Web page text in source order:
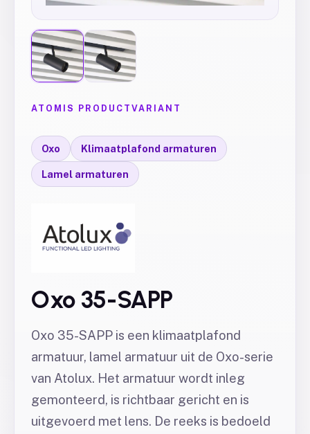
ATOMIS PRODUCTVARIANT
Oxo Klimaatplafond armaturen
Lamel armaturen
Oxo 35-SAPP
Oxo 35-SAPP is een klimaatplafond
armatuur, lamel armatuur uit de Oxo-serie
van Atolux. Het armatuur wordt inleg
gemonteerd, is richtbaar gericht en is
uitgevoerd met lens. De reeks is bedoeld